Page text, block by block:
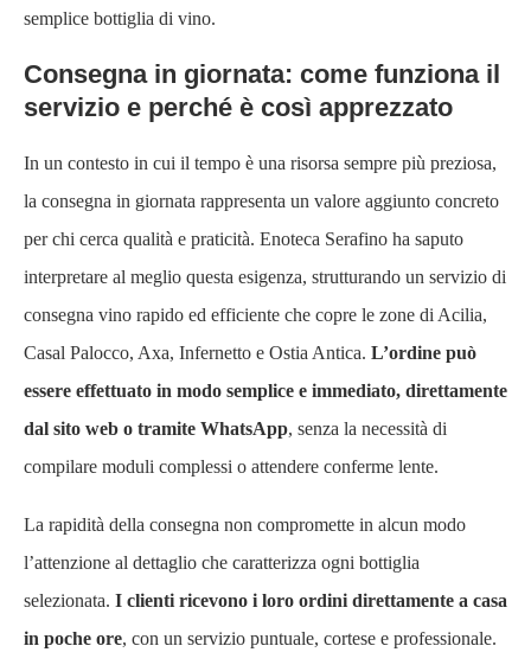
semplice bottiglia di vino.
Consegna in giornata: come funziona il
servizio e perché è così apprezzato
In un contesto in cui il tempo è una risorsa sempre più preziosa,
la consegna in giornata rappresenta un valore aggiunto concreto
per chi cerca qualità e praticità. Enoteca Serafino ha saputo
interpretare al meglio questa esigenza, strutturando un servizio di
consegna vino rapido ed efficiente che copre le zone di Acilia,
Casal Palocco, Axa, Infernetto e Ostia Antica. L’ordine può
essere effettuato in modo semplice e immediato, direttamente
dal sito web o tramite WhatsApp, senza la necessità di
compilare moduli complessi o attendere conferme lente.
La rapidità della consegna non compromette in alcun modo
l’attenzione al dettaglio che caratterizza ogni bottiglia
selezionata. I clienti ricevono i loro ordini direttamente a casa
in poche ore, con un servizio puntuale, cortese e professionale.